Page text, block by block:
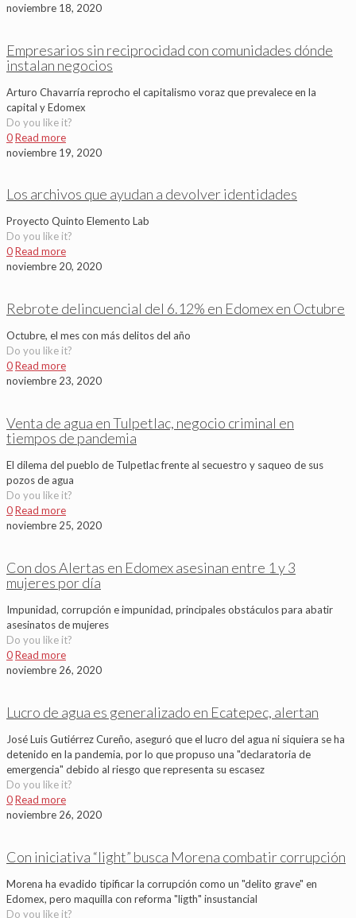
noviembre 18, 2020
Empresarios sin reciprocidad con comunidades dónde
instalan negocios
Arturo Chavarría reprocho el capitalismo voraz que prevalece en la
capital y Edomex
Do you like it?
0Read more
noviembre 19, 2020
Los archivos que ayudan a devolver identidades
Proyecto Quinto Elemento Lab
Do you like it?
0Read more
noviembre 20, 2020
Rebrote delincuencial del 6.12% en Edomex en Octubre
Octubre, el mes con más delitos del año
Do you like it?
0Read more
noviembre 23, 2020
Venta de agua en Tulpetlac, negocio criminal en
tiempos de pandemia
El dilema del pueblo de Tulpetlac frente al secuestro y saqueo de sus
pozos de agua
Do you like it?
0Read more
noviembre 25, 2020
Con dos Alertas en Edomex asesinan entre 1 y 3
mujeres por día
Impunidad, corrupción e impunidad, principales obstáculos para abatir
asesinatos de mujeres
Do you like it?
0Read more
noviembre 26, 2020
Lucro de agua es generalizado en Ecatepec, alertan
José Luis Gutiérrez Cureño, aseguró que el lucro del agua ni siquiera se ha
detenido en la pandemia, por lo que propuso una "declaratoria de
emergencia" debido al riesgo que representa su escasez
Do you like it?
0Read more
noviembre 26, 2020
Con iniciativa “light” busca Morena combatir corrupción
Morena ha evadido tipificar la corrupción como un "delito grave" en
Edomex, pero maquilla con reforma "ligth" insustancial
Do you like it?